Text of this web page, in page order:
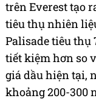
trên Everest tạo
tiêu thụ nhiên
Palisade tiêu thụ
tiết kiệm hơn so
giá dầu hiện tại,
khoảng 200-300